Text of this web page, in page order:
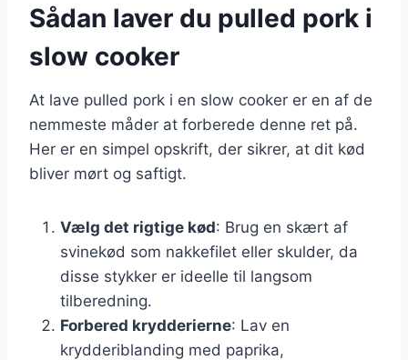
Sådan laver du pulled pork i
slow cooker
At lave pulled pork i en slow cooker er en af de
nemmeste måder at forberede denne ret på.
Her er en simpel opskrift, der sikrer, at dit kød
bliver mørt og saftigt.
Vælg det rigtige kød: Brug en skært af
svinekød som nakkefilet eller skulder, da
disse stykker er ideelle til langsom
tilberedning.
Forbered krydderierne: Lav en
krydderiblanding med paprika,